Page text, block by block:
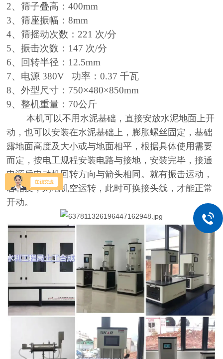
2、筛子叠高：400mm
3、筛座振幅：8mm
4、筛摇动次数：221 次/分
5、振击次数：147 次/分
6、回转半径：12.5mm
7、电源 380V 功率：0.37 千瓦
8、外型尺寸：750×480×850mm
9、整机重量：70公斤
本机可以不用水泥基础，直接安放水泥地面上开
动，也可以安装在水泥基础上，膨胀螺丝固定，基础
露地面高度及大小或与地面相平，根据具体使用需要
而定，按电工规程安装电路与接地，安装完毕，接通
电源后电动机回转方向与箭头相同。就有振击运动，
若相反，则电机空运转，此时可换接头线，才能正常
开动。